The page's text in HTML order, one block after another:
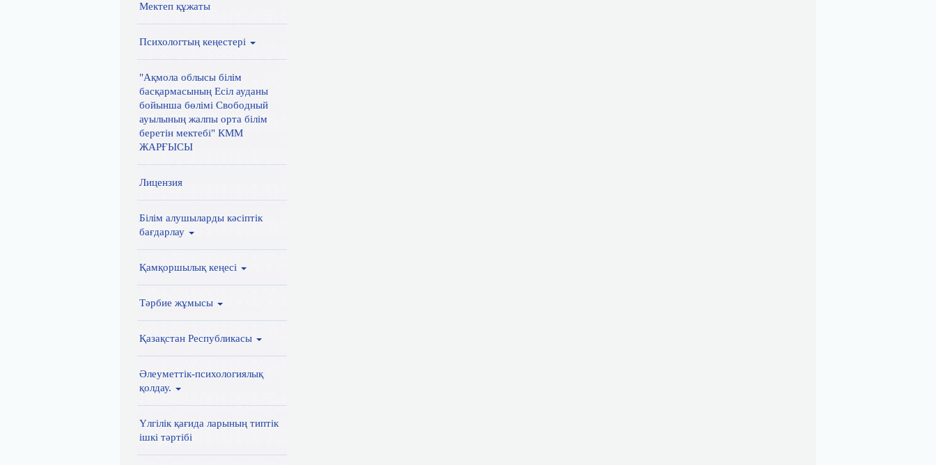
Мектеп құжаты
Психологтың кеңестері
"Ақмола облысы білім
басқармасының Есіл ауданы
бойынша бөлімі Свободный
ауылының жалпы орта білім
беретін мектебі" КММ
ЖАРҒЫСЫ
Лицензия
Білім алушыларды кәсіптік
бағдарлау
Қамқоршылық кеңесі
Тәрбие жұмысы
Қазақстан Республикасы
Әлеуметтік-психологиялық
қолдау.
Үлгілік қағида ларының типтік
ішкі тәртібі